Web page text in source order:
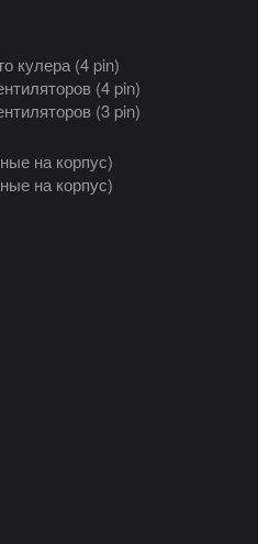
кулера (4 pin)
(4 pin)
(3 pin)
на корпус)
на корпус)